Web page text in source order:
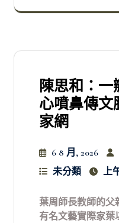
陳思和：一
心噴鼻傳文
家網
6 8 月, 2026
未分類
上
葉周師長教師的父
有名文藝實際家葉